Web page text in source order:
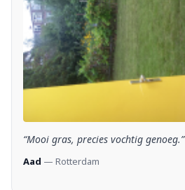
“Mooi gras, precies vochtig genoeg.”
Aad — Rotterdam